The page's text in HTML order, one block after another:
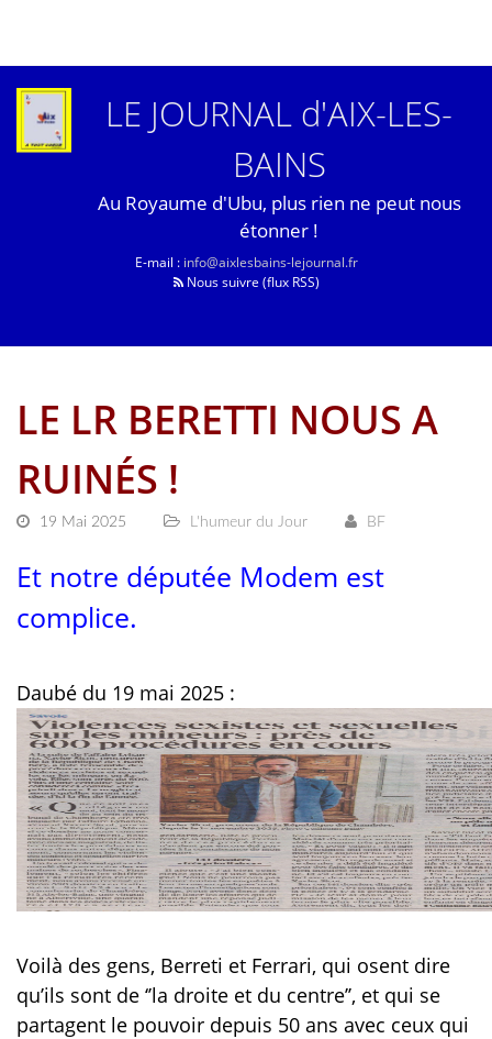
LE JOURNAL d'AIX-LES-
BAINS
Au Royaume d'Ubu, plus rien ne peut nous
étonner !
E-mail : info@aixlesbains-lejournal.fr
Nous suivre (flux RSS)
LE LR BERETTI NOUS A
RUINÉS !
19 Mai 2025 L'humeur du Jour BF
Et notre députée Modem est
complice.
Daubé du 19 mai 2025 :
Voilà des gens, Berreti et Ferrari, qui osent dire
qu’ils sont de ‘’la droite et du centre’’, et qui se
partagent le pouvoir depuis 50 ans avec ceux qui